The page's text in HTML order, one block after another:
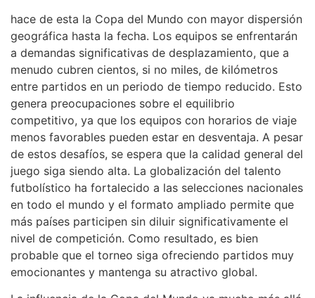
hace de esta la Copa del Mundo con mayor dispersión
geográfica hasta la fecha. Los equipos se enfrentarán
a demandas significativas de desplazamiento, que a
menudo cubren cientos, si no miles, de kilómetros
entre partidos en un periodo de tiempo reducido. Esto
genera preocupaciones sobre el equilibrio
competitivo, ya que los equipos con horarios de viaje
menos favorables pueden estar en desventaja. A pesar
de estos desafíos, se espera que la calidad general del
juego siga siendo alta. La globalización del talento
futbolístico ha fortalecido a las selecciones nacionales
en todo el mundo y el formato ampliado permite que
más países participen sin diluir significativamente el
nivel de competición. Como resultado, es bien
probable que el torneo siga ofreciendo partidos muy
emocionantes y mantenga su atractivo global.